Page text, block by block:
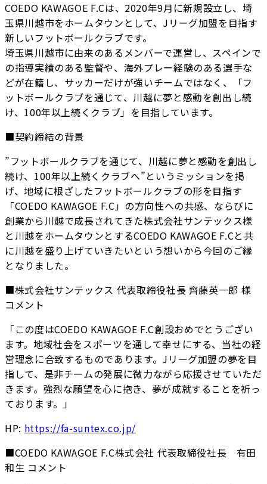
COEDO KAWAGOE F.Cは、2020年9月に新規設立し、埼
玉県川越市をホームタウンとして、Jリーグ加盟を目指す
新しいフットボールクラブです。
埼玉県川越市に由来のあるメンバーで運営し、スペインで
の指導実績のある監督や、海外プレー経験のある選手な
どが在籍し、サッカーだけが強いチームではなく、「フ
ットボールクラブを通じて、川越に夢と感動を創出し続
け、100年以上続くクラブ」を目指しています。
■契約締結の背景
”フットボールクラブを通じて、川越に夢と感動を創出し
続け、100年以上続くクラブへ”というミッションを掲
げ、地域に根ざしたフットボールクラブの形を目指す
「COEDO KAWAGOE F.C」の方向性への共感、ならびに
創業から川越で成長されてきた株式会社サンテックス様
と川越をホームタウンとするCOEDO KAWAGOE F.Cと共
に川越を盛り上げていきたいという想いから今回のご縁
となりました。
■株式会社サンテックス 代表取締役社長 齊藤英一郎 様
コメント
「この度はCOEDO KAWAGOE F.C創設おめでとうござい
ます。地域社会をスポーツを通して幸せにする、当社の経
営理念に合致するものであります。Jリーグ加盟の夢を目
指して、是非チームの発展に微力ながら応援させていただ
きます。強烈な願望を心に抱き、夢が成就することを祈っ
ております。」
HP: https://fa-suntex.co.jp/
■COEDO KAWAGOE F.C株式会社 代表取締役社長 有田
和生 コメント